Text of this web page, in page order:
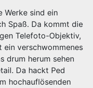
Werke sind ein
Spaß. Da kommt die
Telefoto-Objektiv,
ein verschwommenes
drum herum sehen
Da hackt Ped
hochauflösenden